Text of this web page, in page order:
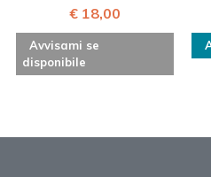
€ 18,00
Avvisami se
disponibile